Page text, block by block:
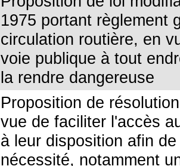
1975 portant règlement
circulation routière, en
voie publique à tout
la rendre dangereuse
Proposition de
vue de faciliter l'accès
à leur disposition afin
nécessité, notamment